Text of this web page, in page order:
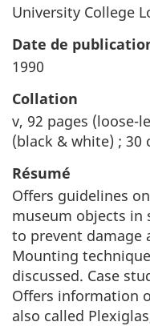
University College
Date de
1990
Collation
v, 92 pages (loose-
(black & white) ; 30
Résumé
Offers guidelines
museum objects in
to prevent damage
Mounting
discussed. Case
Offers information
also called